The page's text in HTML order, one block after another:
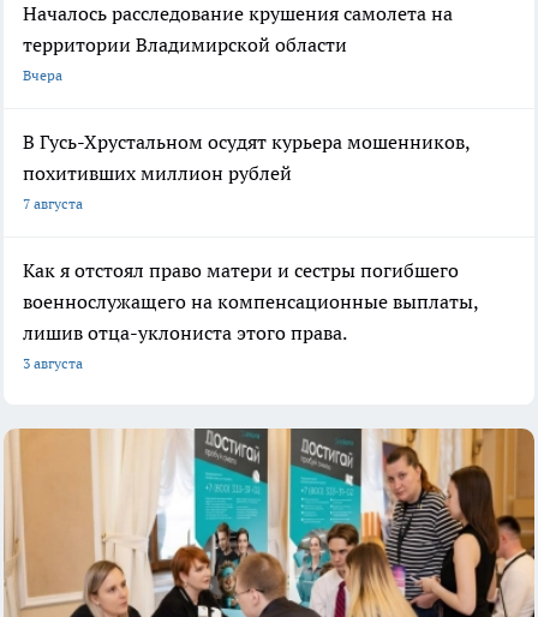
Началось расследование крушения самолета на
территории Владимирской области
Вчера
В Гусь-Хрустальном осудят курьера мошенников,
похитивших миллион рублей
7 августа
Как я отстоял право матери и сестры погибшего
военнослужащего на компенсационные выплаты,
лишив отца-уклониста этого права.
3 августа